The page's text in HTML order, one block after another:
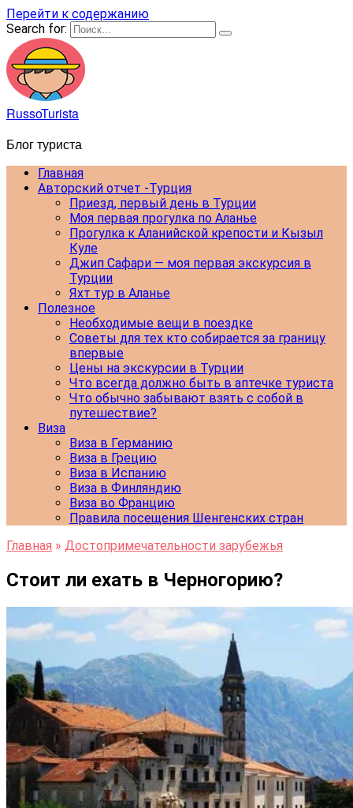
Перейти к содержанию
Search for:
RussoTurista
Блог туриста
Главная
Авторский отчет -Турция
Приезд, первый день в Турции
Моя первая прогулка по Аланье
Прогулка к Аланийской крепости и Кызыл
Куле
Джип Сафари — моя первая экскурсия в
Турции
Яхт тур в Аланье
Полезное
Необходимые вещи в поездке
Советы для тех кто собирается за границу
впервые
Цены на экскурсии в Турции
Что всегда должно быть в аптечке туриста
Что обычно забывают взять с собой в
путешествие?
Виза
Виза в Германию
Виза в Грецию
Виза в Испанию
Виза в Финляндию
Виза во Францию
Правила посещения Шенгенских стран
Главная » Достопримечательности зарубежья
Стоит ли ехать в Черногорию?